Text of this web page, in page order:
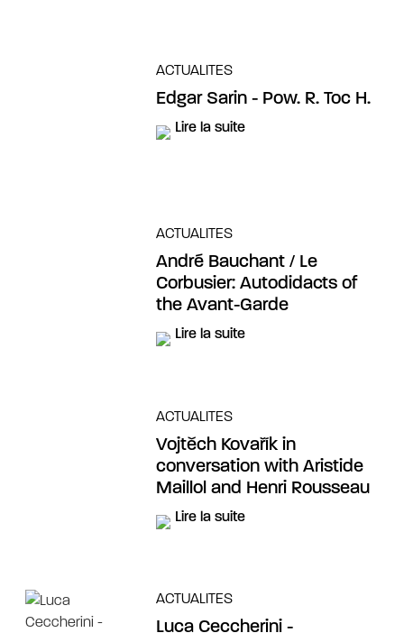
ACTUALITES
Edgar Sarin - Pow. R. Toc H.
Lire la suite
ACTUALITES
André Bauchant / Le
Corbusier: Autodidacts of
the Avant-Garde
Lire la suite
ACTUALITES
Vojtěch Kovařík in
conversation with Aristide
Maillol and Henri Rousseau
Lire la suite
ACTUALITES
Luca Ceccherini -